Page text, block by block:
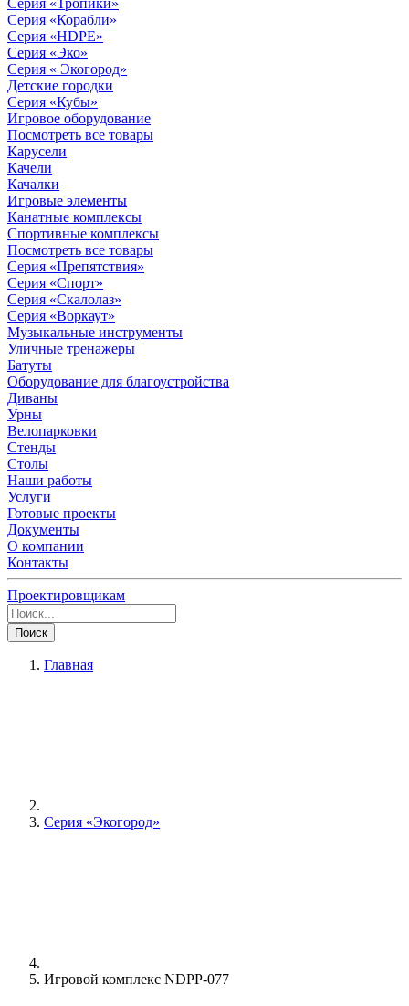
Серия «Тропики»
Серия «Корабли»
Серия «HDPE»
Серия «Эко»
Серия « Экогород»
Детские городки
Серия «Кубы»
Игровое оборудование
Посмотреть все товары
Карусели
Качели
Качалки
Игровые элементы
Канатные комплексы
Спортивные комплексы
Посмотреть все товары
Серия «Препятствия»
Серия «Спорт»
Серия «Скалолаз»
Серия «Воркаут»
Музыкальные инструменты
Уличные тренажеры
Батуты
Оборудование для благоустройства
Диваны
Урны
Велопарковки
Стенды
Столы
Наши работы
Услуги
Готовые проекты
Документы
О компании
Контакты
Проектировщикам
Поиск
Главная
Серия «Экогород»
Игровой комплекс NDPP-077